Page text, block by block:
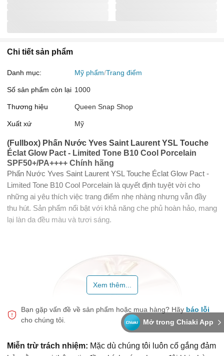
Mở trong Chiaki App
Chi tiết sản phẩm
Danh mục: Mỹ phẩm Trang điểm
Số sản phẩm còn lại 1000
Thương hiệu Queen Snap Shop
Xuất xứ Mỹ
(Fullbox) Phấn Nước Yves Saint Laurent YSL Touche
Éclat Glow Pact - Limited Tone B10 Cool Porcelain
SPF50+/PA++++ Chính hãng
Phấn Nước Yves Saint Laurent YSL Touche Éclat Glow Pact -
Limited Tone B10 Cool Porcelain là quyết định tuyệt vời cho
những ai yêu thích việc trang điểm nhẹ nhàng nhưng vẫn đầy
thu hút. Sản phẩm nổi bật với khả năng che phủ hoàn hảo, mang
lại làn da đều màu và tươi sáng.
Xem thêm...
Bạn gặp vấn đề về sản phẩm hoặc mua hàng? Hãy báo lỗi
cho chúng tôi.
Miễn trừ trách nhiệm: Mặc dù chúng tôi luôn cố gắng đảm